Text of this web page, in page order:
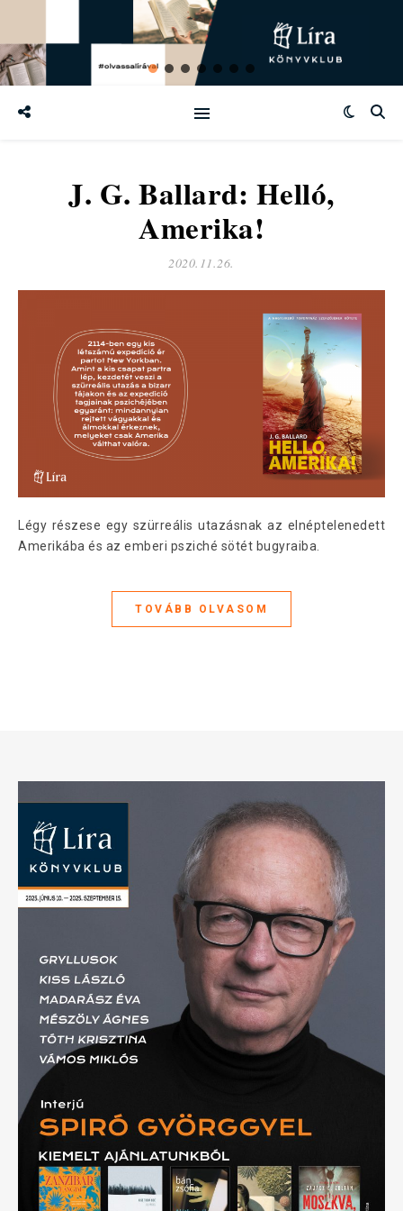
J. G. Ballard: Helló,
Amerika!
2020.11.26.
Amerikába és az emberi psziché sötét bugyraiba.
TOVÁBB OLVASOM